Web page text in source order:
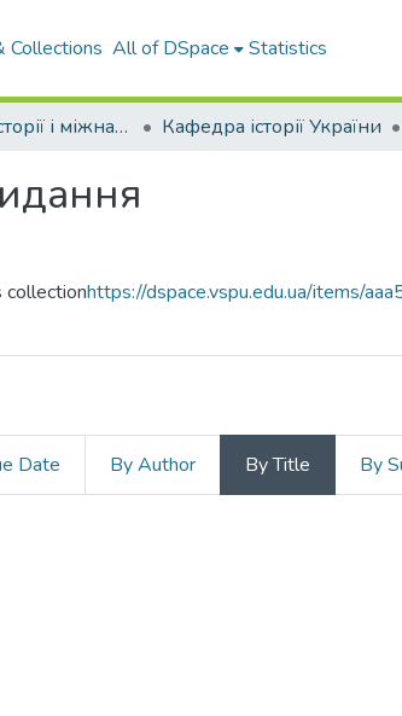
Collections All of DSpace Statistics
Факультет історії і міжнародних відносин Кафедра історії України
collectionhttps://dspace.vspu.edu.ua/items/
Date By Author By Title By